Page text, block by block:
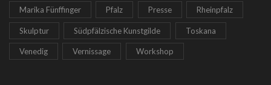
Marika Fünffinger Pfalz Presse Rheinpfalz
Skulptur Südpfälzische Kunstgilde Toskana
Venedig Vernissage Workshop